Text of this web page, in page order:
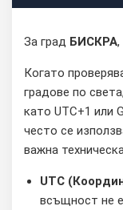
За град БИСКРА,
Когато
градове по
като UTC+1 или
често се
важна
UTC
всъщност не